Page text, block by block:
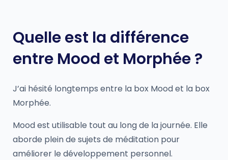
Quelle est la différence
entre Mood et Morphée ?
J’ai hésité longtemps entre la box Mood et la box
Morphée.
Mood est utilisable tout au long de la journée. Elle
aborde plein de sujets de méditation pour
améliorer le développement personnel.